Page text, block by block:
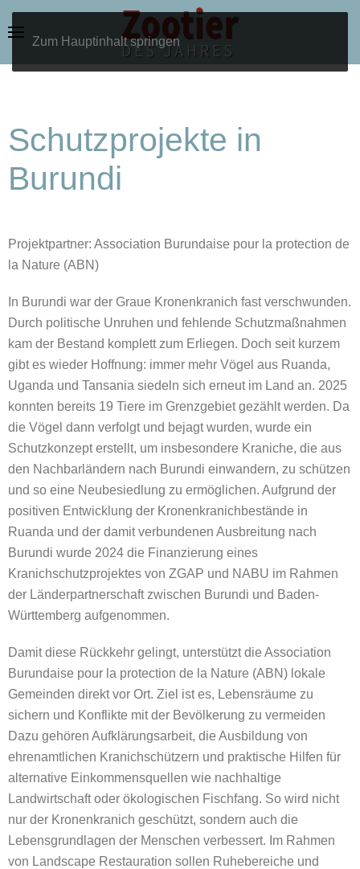
Zum Hauptinhalt springen
Schutzprojekte in
Burundi
Projektpartner: Association Burundaise pour la protection de
la Nature (ABN)
In Burundi war der Graue Kronenkranich fast verschwunden.
Durch politische Unruhen und fehlende Schutzmaßnahmen
kam der Bestand komplett zum Erliegen. Doch seit kurzem
gibt es wieder Hoffnung: immer mehr Vögel aus Ruanda,
Uganda und Tansania siedeln sich erneut im Land an. 2025
konnten bereits 19 Tiere im Grenzgebiet gezählt werden. Da
die Vögel dann verfolgt und bejagt wurden, wurde ein
Schutzkonzept erstellt, um insbesondere Kraniche, die aus
den Nachbarländern nach Burundi einwandern, zu schützen
und so eine Neubesiedlung zu ermöglichen. Aufgrund der
positiven Entwicklung der Kronenkranichbestände in
Ruanda und der damit verbundenen Ausbreitung nach
Burundi wurde 2024 die Finanzierung eines
Kranichschutzprojektes von ZGAP und NABU im Rahmen
der Länderpartnerschaft zwischen Burundi und Baden-
Württemberg aufgenommen.
Damit diese Rückkehr gelingt, unterstützt die Association
Burundaise pour la protection de la Nature (ABN) lokale
Gemeinden direkt vor Ort. Ziel ist es, Lebensräume zu
sichern und Konflikte mit der Bevölkerung zu vermeiden
Dazu gehören Aufklärungsarbeit, die Ausbildung von
ehrenamtlichen Kranichschützern und praktische Hilfen für
alternative Einkommensquellen wie nachhaltige
Landwirtschaft oder ökologischen Fischfang. So wird nicht
nur der Kronenkranich geschützt, sondern auch die
Lebensgrundlagen der Menschen verbessert. Im Rahmen
von Landscape Restauration sollen Ruhebereiche und